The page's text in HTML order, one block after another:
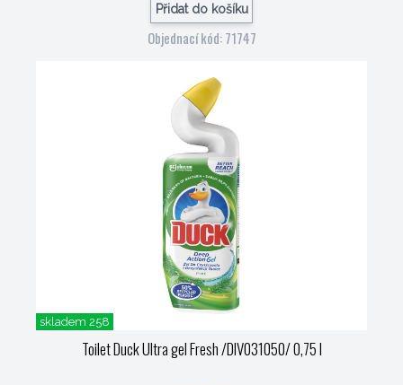
Přidat do košíku
Objednací kód: 71747
skladem 258
Toilet Duck Ultra gel Fresh /DIV031050/ 0,75 l